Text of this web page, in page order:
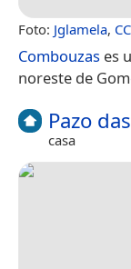
Foto: Jglamela,
Combouzas es
noreste de
Pazo
casa